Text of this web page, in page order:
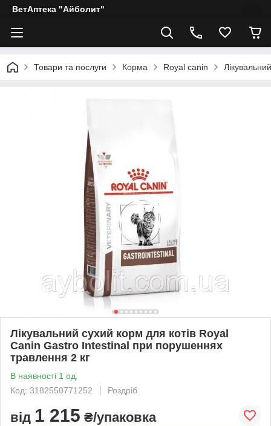
ВетАптека "Айболит"
Товари та послуги Корма Royal canin
Лікувальний сухий корм для котів Royal
Canin Gastro Intestinal при порушеннях
травлення 2 кг
В наявності 1 од.
Код: 3182550771252
Роздріб
від 1 215 ₴/упаковка